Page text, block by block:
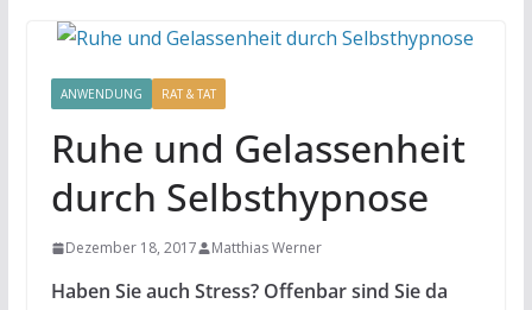
ANWENDUNG RAT & TAT
Ruhe und Gelassenheit
durch Selbsthypnose
Dezember 18, 2017 Matthias Werner
Haben Sie auch Stress? Offenbar sind Sie da